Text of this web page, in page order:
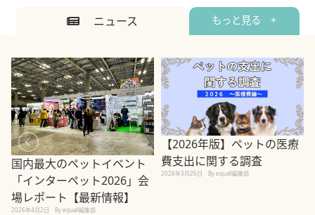
ニュース もっと見る +
国内最大のペットイベント
「インターペット2026」会
場レポート【最新情報】
2026年4月2日 By equall編集部
【2026年版】ペットの医療
費支出に関する調査
2026年3月26日 By equall編集部